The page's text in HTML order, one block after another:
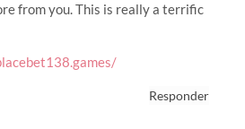
from you. This is really a terrific
Responder